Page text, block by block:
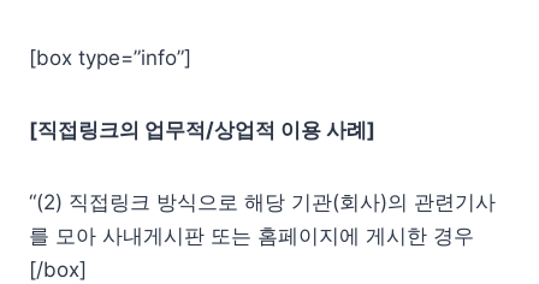
[box type=”info”]
[직접링크의 업무적/상업적 이용 사례]
“(2) 직접링크 방식으로 해당 기관(회사)의 관련기사
를 모아 사내게시판 또는 홈페이지에 게시한 경우
[/box]